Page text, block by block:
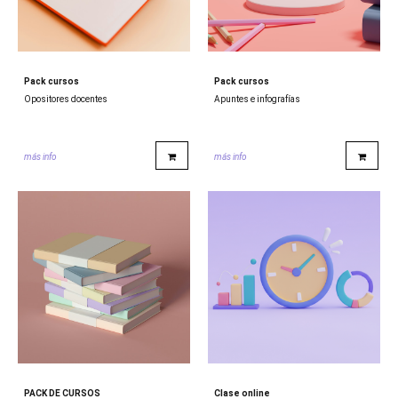
Pack cursos
Opositores docentes
más info
Pack cursos
Apuntes e infografías
más info
PACK DE CURSOS
Clase online